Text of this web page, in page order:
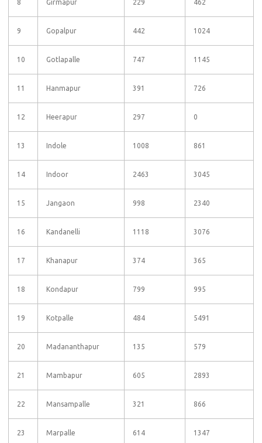
8 Girmapur 229 462
9 Gopalpur 442 1024
10 Gotlapalle 747 1145
11 Hanmapur 391 726
12 Heerapur 297 0
13 Indole 1008 861
14 Indoor 2463 3045
15 Jangaon 998 2340
16 Kandanelli 1118 3076
17 Khanapur 374 365
18 Kondapur 799 995
19 Kotpalle 484 5491
20 Madananthapur 135 579
21 Mambapur 605 2893
22 Mansampalle 321 866
23 Marpalle 614 1347